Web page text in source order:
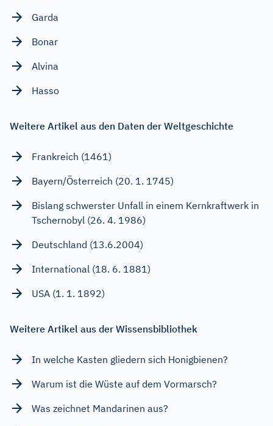
Garda
Bonar
Alvina
Hasso
Weitere Artikel aus den Daten der Weltgeschichte
Frankreich (1461)
Bayern/Österreich (20. 1. 1745)
Bislang schwerster Unfall in einem Kernkraftwerk in
Tschernobyl (26. 4. 1986)
Deutschland (13.6.2004)
International (18. 6. 1881)
USA (1. 1. 1892)
Weitere Artikel aus der Wissensbibliothek
In welche Kasten gliedern sich Honigbienen?
Warum ist die Wüste auf dem Vormarsch?
Was zeichnet Mandarinen aus?